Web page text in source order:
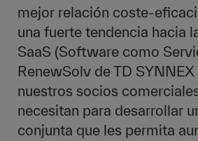
mejor relación coste-
una fuerte tendencia hacia
SaaS (Software como
RenewSolv de TD
nuestros socios
necesitan para desarrollar
conjunta que les permita